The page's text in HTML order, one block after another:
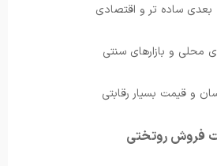
ساده تر و اقتصادی
محلی و بازارهای سنتی
و قیمت بسیار رقابتی
فروش روتختی